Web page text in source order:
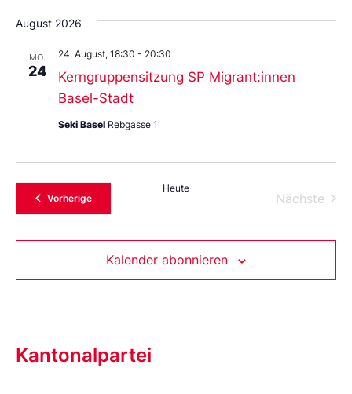
Sie
das
aus.
August 2026
MO.
24
Kerngruppensitzung SP Migrant:innen
Basel-Stadt
24. August, 18:30 - 20:30
Seki Basel Rebgasse 1
VorherigeVeranstaltungen
Heute
Nächste
Kalender abonnieren
Kantonalpartei